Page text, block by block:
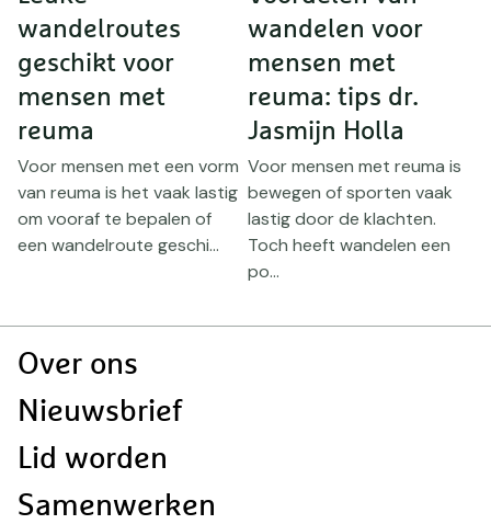
wandelroutes
geschikt voor
mensen met
reuma
Voor mensen met een vorm
van reuma is het vaak lastig
om vooraf te bepalen of
een wandelroute geschi...
wandelen voor
mensen met
reuma: tips dr.
Jasmijn Holla
Voor mensen met reuma is
bewegen of sporten vaak
lastig door de klachten.
Toch heeft wandelen een
po...
Doormat
Over ons
Nieuwsbrief
Lid worden
Samenwerken